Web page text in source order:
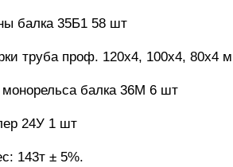
балка 35Б1 58 шт
труба проф. 120х4, 100х4, 80х4
балка 36М 6 шт
24У 1 шт
143т ± 5%.